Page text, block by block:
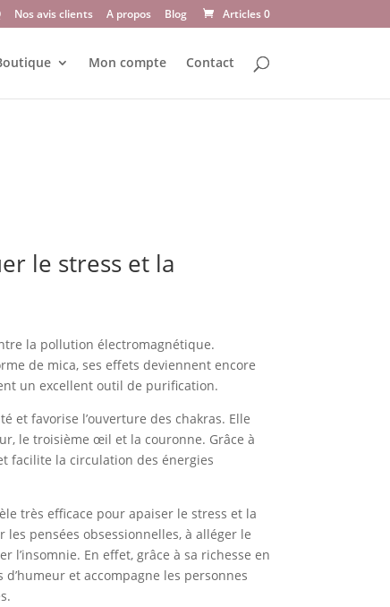
Nos avis clients A propos Blog Articles 0
Mon compte Contact
le stress et la
la pollution électromagnétique.
de mica, ses effets deviennent encore
un excellent outil de purification.
et favorise l’ouverture des chakras. Elle
le troisième œil et la couronne. Grâce à
facilite la circulation des énergies
très efficace pour apaiser le stress et la
les pensées obsessionnelles, à alléger le
l’insomnie. En effet, grâce à sa richesse en
et accompagne les personnes